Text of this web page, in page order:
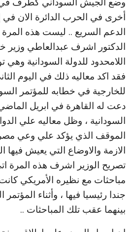
أخرى في الحرب الدائرة الان في
الدعم السريع .. ليست هذه المرة
الدكتور اشرف عبدالعاطي
اللامحدود للدولة السودانية وهي
فقد اكد معاليه ذلك في اليوم
للخارجية في خطابه للمؤتمر
دعت له القاهرة في ابريل
السودانية ، وظل معاليه علي
الموقف الذي يؤكد علي وعي مصر
الازمة والاوضاع التي يعيش فيها
تصريح الوزير اشرف هذه المرة
مباحثات مع نظيره الأمريكي كانت
جندا رئيسيا فيها ، وأثناء
بينهما عقب تلك المباحثات ..